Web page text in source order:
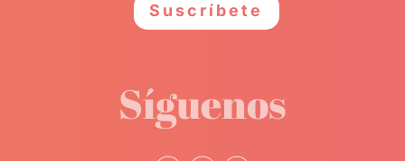
Suscríbete
Síguenos